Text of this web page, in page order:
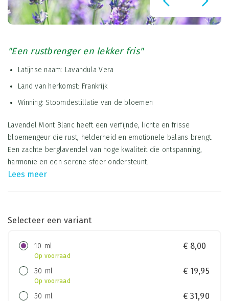
"Een rustbrenger en lekker fris"
Latijnse naam: Lavandula Vera
Land van herkomst: Frankrijk
Winning: Stoomdestillatie van de bloemen
Lavendel Mont Blanc heeft een verfijnde, lichte en frisse
bloemengeur die rust, helderheid en emotionele balans brengt.
Een zachte berglavendel van hoge kwaliteit die ontspanning,
harmonie en een serene sfeer ondersteunt.
Lees meer
Selecteer een variant
10 ml
Op voorraad
€ 8,00
30 ml
Op voorraad
€ 19,95
50 ml € 31,90